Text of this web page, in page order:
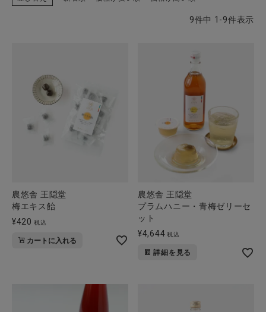
ファッション雑貨
生活雑貨
ギフト
9件中 1 -9件表示
農悠舎 王隠堂
梅エキス飴
¥420 税込
カートに入れる
農悠舎 王隠堂
プラムハニー・青梅ゼリーセ
ット
¥4,644 税込
詳細を見る